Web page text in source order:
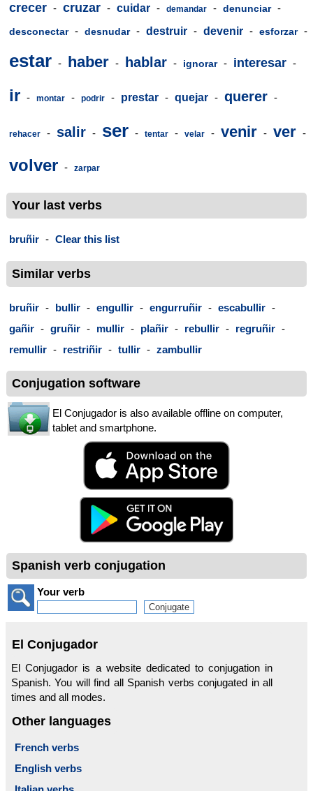
crecer - cruzar - cuidar - demandar - denunciar -
desconectar - desnudar - destruir - devenir - esforzar -
estar - haber - hablar - ignorar - interesar -
ir - montar - podrir - prestar - quejar - querer -
rehacer - salir - ser - tentar - velar - venir - ver -
volver - zarpar
Your last verbs
bruñir - Clear this list
Similar verbs
bruñir - bullir - engullir - engurruñir - escabullir -
gañir - gruñir - mullir - plañir - rebullir - regruñir -
remullir - restriñir - tullir - zambullir
Conjugation software
El Conjugador is also available offline on computer,
tablet and smartphone.
Spanish verb conjugation
Your verb
El Conjugador
El Conjugador is a website dedicated to conjugation in
Spanish. You will find all Spanish verbs conjugated in all
times and all modes.
Other languages
French verbs
English verbs